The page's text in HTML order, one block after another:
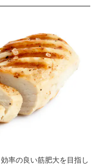
率の良い筋肥大を目指し